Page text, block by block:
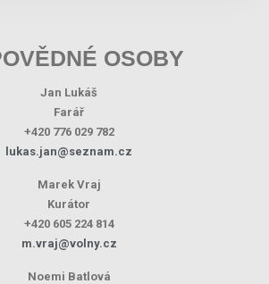
OSOBY
Jan Lukáš
Farář
+420 776 029 782
lukas.jan@seznam.cz
Marek Vraj
Kurátor
+420 605 224 814
m.vraj@volny.cz
Noemi Batlová